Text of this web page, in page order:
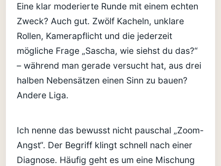
Eine klar moderierte Runde mit einem echten
Zweck? Auch gut. Zwölf Kacheln, unklare
Rollen, Kamerapflicht und die jederzeit
mögliche Frage „Sascha, wie siehst du das?“
– während man gerade versucht hat, aus drei
halben Nebensätzen einen Sinn zu bauen?
Andere Liga.
Ich nenne das bewusst nicht pauschal „Zoom-
Angst“. Der Begriff klingt schnell nach einer
Diagnose. Häufig geht es um eine Mischung